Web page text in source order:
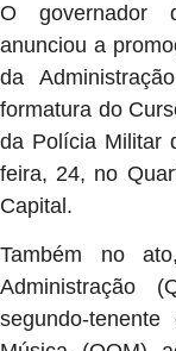
O governador
anunciou a
da
formatura do
da Polícia Militar
feira, 24, no
Capital.
Também no
Administração
segundo-